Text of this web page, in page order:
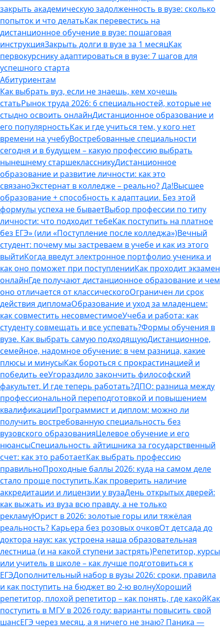
закрыть академическую задолженность в вузе: сколько
попыток и что делатьКак перевестись на
дистанционное обучение в вузе: пошаговая
инструкцияЗакрыть долги в вузе за 1 месяцКак
первокурснику адаптироваться в вузе: 7 шагов для
успешного старта
Абитуриентам
Как выбрать вуз, если не знаешь, кем хочешь
статьРынок труда 2026: 6 специальностей, которые не
стыдно освоить онлайнДистанционное образование и
его популярностьКак и где учиться тем, у кого нет
времени на учебуВостребованные специальности
сегодня и в будущем – какую профессию выбрать
нынешнему старшеклассникуДистанционное
образование и развитие личности: как это
связаноЭкстернат в колледже – реально? Да!Высшее
образование + способность к адаптации. Без этой
формулы успеха не бываетВыбор профессии по типу
личности: что подходит тебеКак поступить на платное
без ЕГЭ» (или «Поступление после колледжа»)Вечный
студент: почему мы застреваем в учебе и как из этого
выйтиКогда введут электронное портфолио ученика и
как оно поможет при поступленииКак проходит экзамен
онлайнГде получают дистанционное образование и чем
оно отличается от классическогоОграничен ли срок
действия дипломаОбразование и уход за младенцем:
как совместить несовместимоеУчеба и работа: как
студенту совмещать и все успевать?Формы обучения в
вузе. Как выбрать самую подходящуюДистанционное,
семейное, надомное обучение: в чем разница, какие
плюсы и минусыКак бороться с прокрастинацией и
победить ееУгораздило закончить философский
факультет. И где теперь работать?ДПО: разница между
профессиональной переподготовкой и повышением
квалификацииПрограммист и диплом: можно ли
получить востребованную специальность без
вузовского образованияЦелевое обучение и его
нюансыСпециальность айтишника за государственный
счет: как это работаетКак выбрать профессию
правильноПроходные баллы 2026: куда на самом деле
стало проще поступить.Как проверить наличие
аккредитации и лицензии у вузаДень открытых дверей:
как выжать из вуза всю правду, а не только
рекламуЮрист в 2026: золотые горы или тяжёлая
реальность? Карьера без розовых очковОт детсада до
доктора наук: как устроена наша образовательная
лестница (и на какой ступени застрять)Репетитор, курсы
или учитель в школе – как лучше подготовиться к
ЕГЭДополнительный набор в вузы 2026: сроки, правила
и как поступить на бюджет во 2‑ю волнуХороший
репетитор, плохой репетитор – как понять, где какойКак
поступить в МГУ в 2026 году: варианты повысить свой
шансЕГЭ через месяц, а я ничего не знаю? Паника —